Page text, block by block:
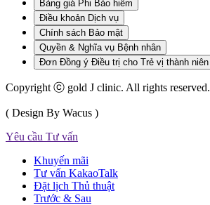
Bảng giá Phi Bảo hiểm
Điều khoản Dịch vụ
Chính sách Bảo mật
Quyền & Nghĩa vụ Bệnh nhân
Đơn Đồng ý Điều trị cho Trẻ vị thành niên
Copyright ⓒ gold J clinic. All rights reserved.
( Design By Wacus )
Yêu cầu Tư vấn
Khuyến mãi
Tư vấn KakaoTalk
Đặt lịch Thủ thuật
Trước & Sau